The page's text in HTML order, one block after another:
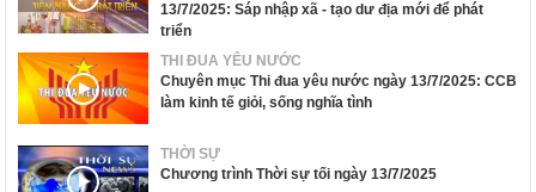
13/7/2025: Sáp nhập xã - tạo dư địa mới để phát
triển
THI ĐUA YÊU NƯỚC
Chuyên mục Thi đua yêu nước ngày 13/7/2025: CCB
làm kinh tế giỏi, sống nghĩa tình
THỜI SỰ
Chương trình Thời sự tối ngày 13/7/2025